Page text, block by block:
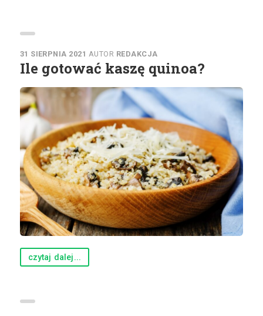
31 SIERPNIA 2021 AUTOR REDAKCJA
Ile gotować kaszę quinoa?
czytaj dalej...